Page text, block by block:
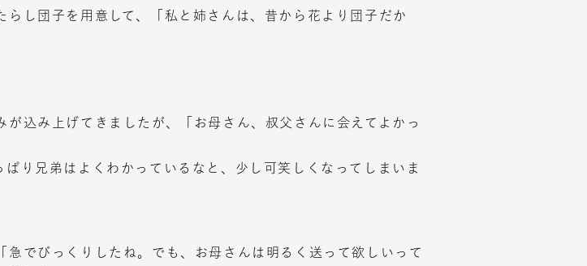
し団子を用意して、「私と姉さんは、昔から花より団子だか
込み上げてきましたが、「お母さん、叔父さんに会えてよかっ
り兄弟はよくわかっているなと、少し可笑しくなってしまいま
でびっくりしたね。でも、お母さんは明るく送って欲しいって